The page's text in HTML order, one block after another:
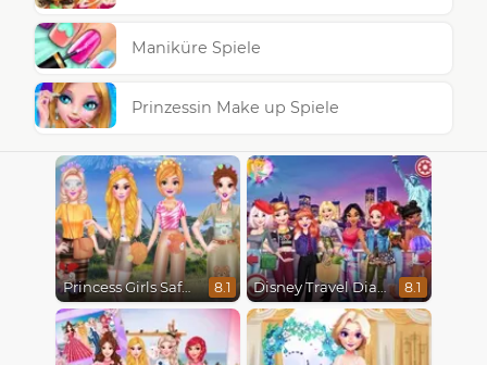
Maniküre Spiele
Prinzessin Make up Spiele
Princess Girls Safari Trip 8.1 Disney Travel Diaries: City Break 8.1